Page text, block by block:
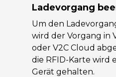
Ladevorgang
Um den
wird der Vorgang in
oder V2C Cloud
die RFID-Karte wird
Gerät gehalten.